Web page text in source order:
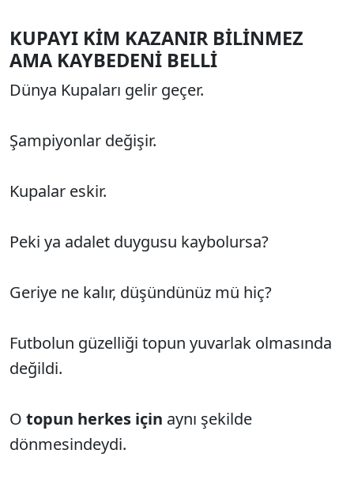
KUPAYI KİM KAZANIR BİLİNMEZ
AMA KAYBEDENİ BELLİ
Dünya Kupaları gelir geçer.
Şampiyonlar değişir.
Kupalar eskir.
Peki ya adalet duygusu kaybolursa?
Geriye ne kalır, düşündünüz mü hiç?
Futbolun güzelliği topun yuvarlak olmasında
değildi.
O topun herkes için aynı şekilde
dönmesindeydi.